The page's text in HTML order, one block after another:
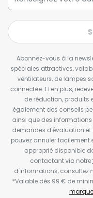
Abonnez-vous à la
spéciales attractives,
ventilateurs, de lampes
connectée. Et en plus,
de réduction, produits
également des conseils
ainsi que des informations
demandes d'évaluation
pouvez annuler facilement
approprié disponible
contactant via notre
d'informations, consultez
*Valable dès 99 € de